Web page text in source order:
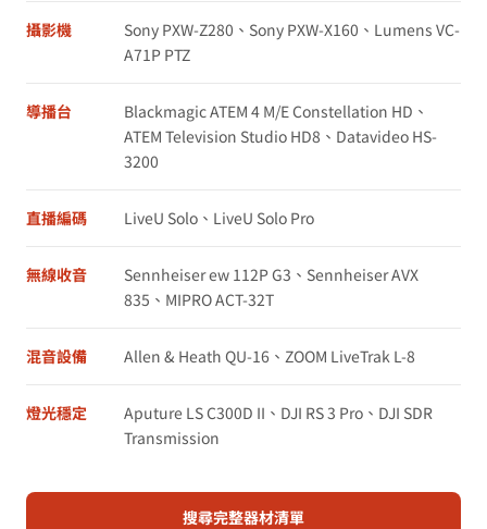
攝影機
Sony PXW-Z280、Sony PXW-X160、Lumens VC-
A71P PTZ
導播台
Blackmagic ATEM 4 M/E Constellation HD、
ATEM Television Studio HD8、Datavideo HS-
3200
直播編碼 LiveU Solo、LiveU Solo Pro
無線收音
Sennheiser ew 112P G3、Sennheiser AVX
835、MIPRO ACT-32T
混音設備 Allen & Heath QU-16、ZOOM LiveTrak L-8
燈光穩定
Aputure LS C300D II、DJI RS 3 Pro、DJI SDR
Transmission
搜尋完整器材清單